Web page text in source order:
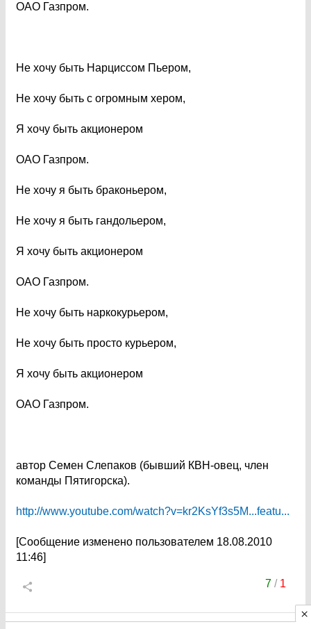
ОАО Газпром.
Не хочу быть Нарциссом Пьером,
Не хочу быть с огромным хером,
Я хочу быть акционером
ОАО Газпром.
Не хочу я быть браконьером,
Не хочу я быть гандольером,
Я хочу быть акционером
ОАО Газпром.
Не хочу быть наркокурьером,
Не хочу быть просто курьером,
Я хочу быть акционером
ОАО Газпром.
автор Семен Слепаков (бывший КВН-овец, член
команды Пятигорска).
http://www.youtube.com/watch?v=kr2KsYf3s5M...featu...
[Сообщение изменено пользователем 18.08.2010
11:46]
7/ 1